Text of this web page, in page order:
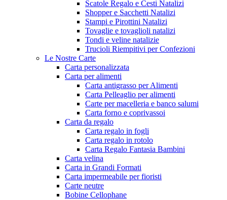
Scatole Regalo e Cesti Natalizi
Shopper e Sacchetti Natalizi
Stampi e Pirottini Natalizi
Tovaglie e tovaglioli natalizi
Tondi e veline natalizie
Trucioli Riempitivi per Confezioni
Le Nostre Carte
Carta personalizzata
Carta per alimenti
Carta antigrasso per Alimenti
Carta Pelleaglio per alimenti
Carte per macelleria e banco salumi
Carta forno e coprivassoi
Carta da regalo
Carta regalo in fogli
Carta regalo in rotolo
Carta Regalo Fantasia Bambini
Carta velina
Carta in Grandi Formati
Carta impermeabile per fioristi
Carte neutre
Bobine Cellophane